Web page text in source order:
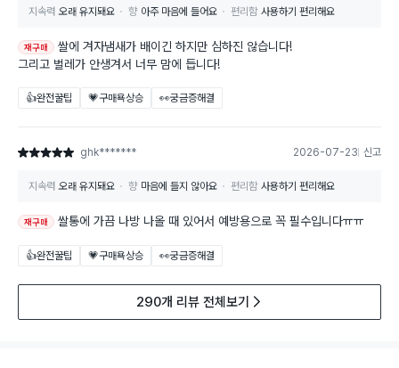
지속력 오래 유지돼요 향 아주 마음에 들어요 편리함 사용하기 편리해요
재구매
쌀에 겨자냄새가 배이긴 하지만 심하진 않습니다!
그리고 벌레가 안생겨서 너무 맘에 듭니다!
👍완전꿀팁 💗구매욕상승 👀궁금증해결
별점 5점 ghk******* 2026-07-23 신고
지속력 오래 유지돼요 향 마음에 들지 않아요 편리함 사용하기 편리해요
재구매 쌀통에 가끔 나방 나올 때 있어서 예방용으로 꼭 필수입니다ㅠㅠ
👍완전꿀팁 💗구매욕상승 👀궁금증해결
290개 리뷰 전체보기